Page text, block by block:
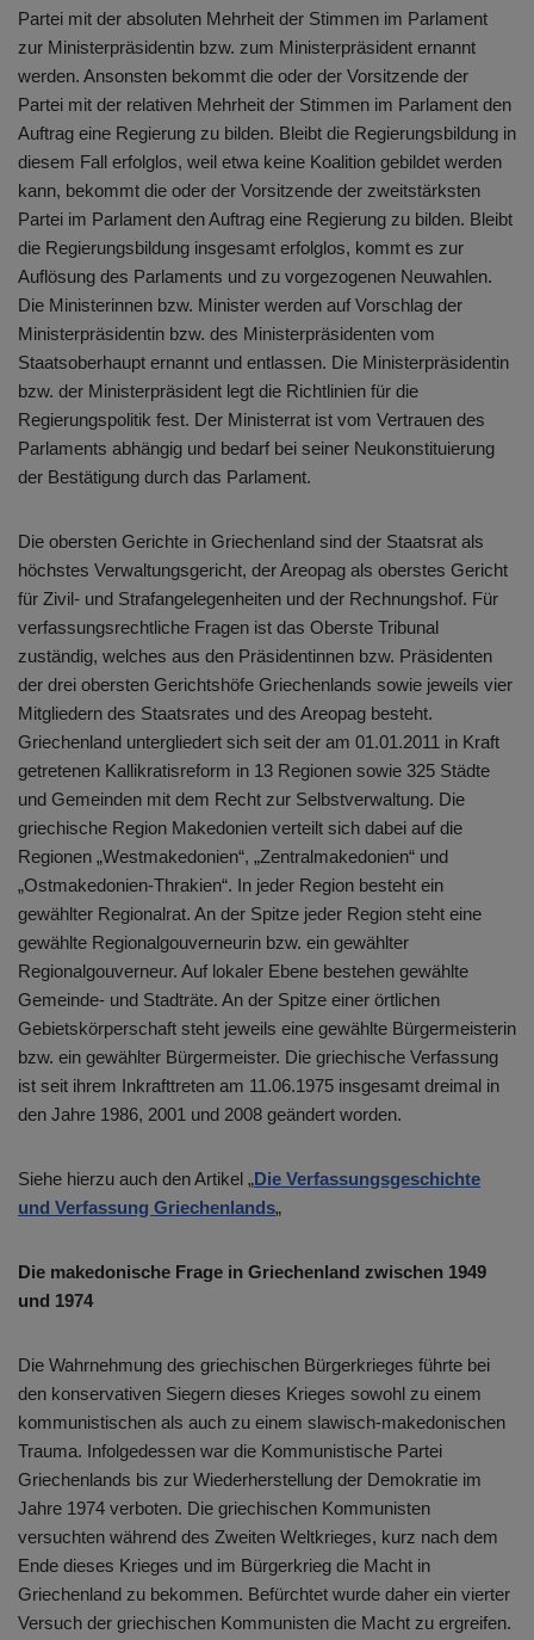
Partei mit der absoluten Mehrheit der Stimmen im Parlament
zur Ministerpräsidentin bzw. zum Ministerpräsident ernannt
werden. Ansonsten bekommt die oder der Vorsitzende der
Partei mit der relativen Mehrheit der Stimmen im Parlament den
Auftrag eine Regierung zu bilden. Bleibt die Regierungsbildung in
diesem Fall erfolglos, weil etwa keine Koalition gebildet werden
kann, bekommt die oder der Vorsitzende der zweitstärksten
Partei im Parlament den Auftrag eine Regierung zu bilden. Bleibt
die Regierungsbildung insgesamt erfolglos, kommt es zur
Auflösung des Parlaments und zu vorgezogenen Neuwahlen.
Die Ministerinnen bzw. Minister werden auf Vorschlag der
Ministerpräsidentin bzw. des Ministerpräsidenten vom
Staatsoberhaupt ernannt und entlassen. Die Ministerpräsidentin
bzw. der Ministerpräsident legt die Richtlinien für die
Regierungspolitik fest. Der Ministerrat ist vom Vertrauen des
Parlaments abhängig und bedarf bei seiner Neukonstituierung
der Bestätigung durch das Parlament.
Die obersten Gerichte in Griechenland sind der Staatsrat als
höchstes Verwaltungsgericht, der Areopag als oberstes Gericht
für Zivil- und Strafangelegenheiten und der Rechnungshof. Für
verfassungsrechtliche Fragen ist das Oberste Tribunal
zuständig, welches aus den Präsidentinnen bzw. Präsidenten
der drei obersten Gerichtshöfe Griechenlands sowie jeweils vier
Mitgliedern des Staatsrates und des Areopag besteht.
Griechenland untergliedert sich seit der am 01.01.2011 in Kraft
getretenen Kallikratisreform in 13 Regionen sowie 325 Städte
und Gemeinden mit dem Recht zur Selbstverwaltung. Die
griechische Region Makedonien verteilt sich dabei auf die
Regionen „Westmakedonien“, „Zentralmakedonien“ und
„Ostmakedonien-Thrakien“. In jeder Region besteht ein
gewählter Regionalrat. An der Spitze jeder Region steht eine
gewählte Regionalgouverneurin bzw. ein gewählter
Regionalgouverneur. Auf lokaler Ebene bestehen gewählte
Gemeinde- und Stadträte. An der Spitze einer örtlichen
Gebietskörperschaft steht jeweils eine gewählte Bürgermeisterin
bzw. ein gewählter Bürgermeister. Die griechische Verfassung
ist seit ihrem Inkrafttreten am 11.06.1975 insgesamt dreimal in
den Jahre 1986, 2001 und 2008 geändert worden.
Siehe hierzu auch den Artikel „Die Verfassungsgeschichte
und Verfassung Griechenlands„
Die makedonische Frage in Griechenland zwischen 1949
und 1974
Die Wahrnehmung des griechischen Bürgerkrieges führte bei
den konservativen Siegern dieses Krieges sowohl zu einem
kommunistischen als auch zu einem slawisch-makedonischen
Trauma. Infolgedessen war die Kommunistische Partei
Griechenlands bis zur Wiederherstellung der Demokratie im
Jahre 1974 verboten. Die griechischen Kommunisten
versuchten während des Zweiten Weltkrieges, kurz nach dem
Ende dieses Krieges und im Bürgerkrieg die Macht in
Griechenland zu bekommen. Befürchtet wurde daher ein vierter
Versuch der griechischen Kommunisten die Macht zu ergreifen.